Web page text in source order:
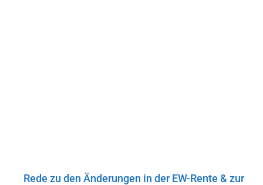
Rede zu den Änderungen in der EW-Rente & zur